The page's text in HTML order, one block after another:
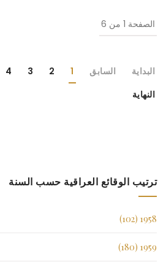
الصفحة 1 من 6
البداية السابق 1
2
3
4
النهاية
ترتيب الوقائع العراقية حسب السنة
1958 (102)
1959 (180)